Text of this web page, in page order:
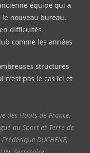
équipe qui a
nouveau bureau.
difficultés
comme les années
structures
n’est pas le cas ici et
des Hauts-de-France,
au Sport et Terre de
DUCHENE,